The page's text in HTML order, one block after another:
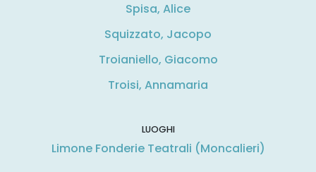
Spisa, Alice
Squizzato, Jacopo
Troianiello, Giacomo
Troisi, Annamaria
LUOGHI
Limone Fonderie Teatrali (Moncalieri)